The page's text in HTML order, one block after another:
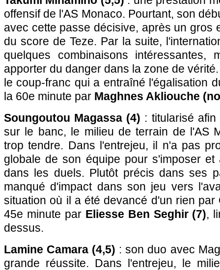
offensif de l'AS Monaco. Pourtant, son
avec cette passe décisive, après un gros
du score de Teze. Par la suite,
quelques combinaisons intéressantes,
apporter du danger dans la zone de
le coup-franc qui a entraîné l'égalisation
la 60e minute par Maghnes Akliouche
Soungoutou Magassa (4) : titularisé
sur le banc, le milieu de terrain de l'AS
trop tendre. Dans l'entrejeu, il n'a pas
globale de son équipe pour s'imposer
dans les duels. Plutôt précis dans ses
manqué d'impact dans son jeu vers
situation où il a été devancé d'un rien par
45e minute par Eliesse Ben Seghir (7),
dessus.
Lamine Camara (4,5) : son duo avec
grande réussite. Dans l'entrejeu, le